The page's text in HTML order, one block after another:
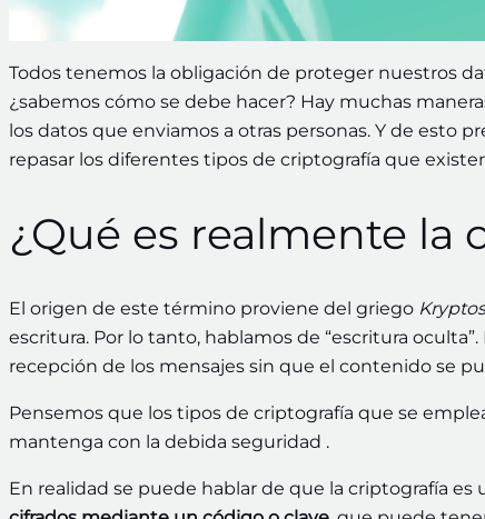
Todos tenemos la obligación de proteger nuestros
¿sabemos cómo se debe hacer? Hay muchas
los datos que enviamos a otras personas. Y de esto
repasar los diferentes tipos de criptografía que
¿Qué es realmente la
El origen de este término proviene del griego Kryptos
escritura. Por lo tanto, hablamos de “escritura
recepción de los mensajes sin que el contenido se
Pensemos que los tipos de criptografía que se
mantenga con la debida seguridad .
En realidad se puede hablar de que la criptografía es